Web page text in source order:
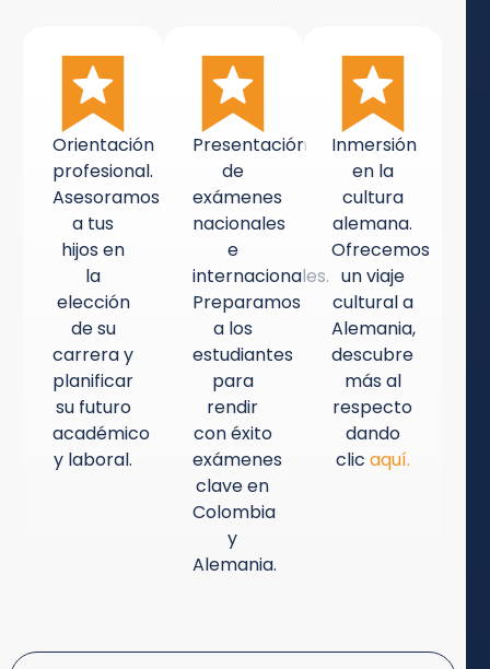
Orientación
profesional.
Asesoramos
a tus
hijos en
la
elección
de su
carrera y
planificar
su futuro
académico
y laboral.
Presentación
de
exámenes
nacionales
e
internacionales.
Preparamos
a los
estudiantes
para
rendir
con éxito
exámenes
clave en
Colombia
y
Alemania.
Inmersión
en la
cultura
alemana.
Ofrecemos
un viaje
cultural a
Alemania,
descubre
más al
respecto
dando
clic aquí.